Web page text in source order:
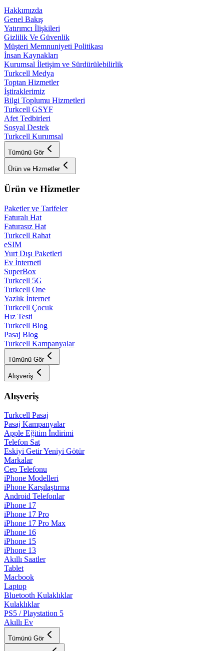
Hakkımızda
Genel Bakış
Yatırımcı İlişkileri
Gizlilik Ve Güvenlik
Müşteri Memnuniyeti Politikası
İnsan Kaynakları
Kurumsal İletişim ve Sürdürülebilirlik
Turkcell Medya
Toptan Hizmetler
İştiraklerimiz
Bilgi Toplumu Hizmetleri
Turkcell GSYF
Afet Tedbirleri
Sosyal Destek
Turkcell Kurumsal
Tümünü Gör
Ürün ve Hizmetler
Ürün ve Hizmetler
Paketler ve Tarifeler
Faturalı Hat
Faturasız Hat
Turkcell Rahat
eSIM
Yurt Dışı Paketleri
Ev İnterneti
SuperBox
Turkcell 5G
Turkcell One
Yazlık İnternet
Turkcell Çocuk
Hız Testi
Turkcell Blog
Pasaj Blog
Turkcell Kampanyalar
Tümünü Gör
Alışveriş
Alışveriş
Turkcell Pasaj
Pasaj Kampanyalar
Apple Eğitim İndirimi
Telefon Sat
Eskiyi Getir Yeniyi Götür
Markalar
Cep Telefonu
iPhone Modelleri
iPhone Karşılaştırma
Android Telefonlar
iPhone 17
iPhone 17 Pro
iPhone 17 Pro Max
iPhone 16
iPhone 15
iPhone 13
Akıllı Saatler
Tablet
Macbook
Laptop
Bluetooth Kulaklıklar
Kulaklıklar
PS5 / Playstation 5
Akıllı Ev
Tümünü Gör